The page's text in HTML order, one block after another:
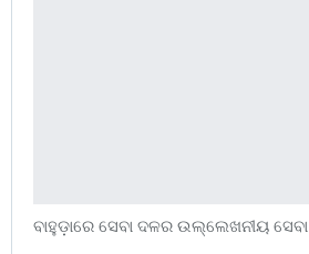
ବାହୁଡ଼ାରେ ସେବା ଦଳର ଉଲ୍ଲେଖନୀୟ ସେବା